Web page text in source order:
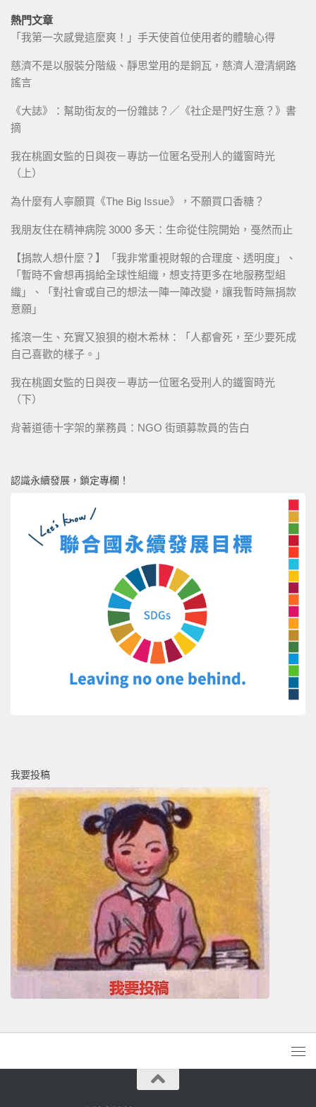
熱門文章
「我第一次感覺這麼爽！」手天使首位使用者的體驗心得
慈濟不是以服裝分階級、靜思堂用的是銅瓦，慈濟人澄清網路
謠言
《大誌》：幫助街友的一份雜誌？／《社企是門好生意？》書
摘
我在桃園女監的日與夜－專訪一位匿名受刑人的鐵窗時光
（上）
為什麼有人寧願買《The Big Issue》，不願買口香糖？
我朋友住在精神病院 3000 多天：生命從住院開始，戞然而止
【捐款人想什麼？】「我非常重視財報的合理度、透明度」、
「暫時不會想再捐給全球性組織，想支持更多在地服務型組
織」、「對社會或自己的想法一陣一陣改變，讓我暫時無捐款
意願」
搖滾一生、充實又狼狽的樹木希林：「人都會死，至少要死成
自己喜歡的樣子。」
我在桃園女監的日與夜－專訪一位匿名受刑人的鐵窗時光
（下）
背著道德十字架的業務員：NGO 街頭募款員的告白
認識永續發展，鎖定專欄！
我要投稿